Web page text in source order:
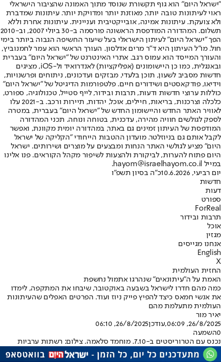
"ישראל היום" הוא גוף תקשורת שנוסד מתוך האמונה שהציבור הישראלי
ראוי לעיתונות טובה יותר, מאוזנת יותר ומדויקת יותר. עיתונות שמדברת
ולא צועקת. עיתונות אמינה, אובייקטיבית ועניינית. עיתונות אחרת וללא
תשלום. המהדורה המודפסת הראשונה פורסמה ב-30 ביולי 2007, וב-2010
הפך "ישראל היום" לעיתון הישראלי בעל שיעור החשיפה הגבוה ביותר בימי
חול. מו"ל העיתון היא ד"ר מרים אדלסון. העורך הראשי הוא עמר לחמנוביץ,
והעורך המייסד הוא עמוס רגב. אתרי האינטרנט של "ישראל היום" בעברית
ובאנגלית, כמו כן היישומונים (אפליקציות) לאנדרואיד ול-iOS, מציגים
חדשות מסביב לשעון, תוכן בלעדי, מבזקים ועדכונים, ניתוחים ופרשנויות,
וידיאו, פודקאסטים ושידורים חיים. פלטפורמות הדיגיטל של "ישראל היום"
כוללות ערוצי חדשות ודעות, תרבות ובידור, לייף סטייל, טכנולוגיה, ספורט,
כלכלה וצרכנות, בריאות, חיילים, אוכל, יהדות, תיירות ורכב. ב-2021 עלו
לאוויר האתר החדש והיישומון החדש של "ישראל היום" בעברית, במטרה
לספק לגולשים חוויה מהירה, עדכנית, בטוחה ונוחה. תכני המהדורה
המודפסת של העיתון זמינים גם באתר, במהדורה יומית מקוונת, ואפשר
לקבל אותם גם בניוזלטר. מועדון ההטבות הייחודי "הקליקה של ישראל
היום" מציע לגולשי האתר הנחות ומבצעים על מוצרים ושירותים. ישראל
היום פתוח להערות, לביקורת ולהצעות לשיפור מקהל הקוראים. פנו אלינו
במייל hayom@israelhayom.co.il.
יום רביעי, 10.6.2026
כ"ה בסיון תשפ"ו
חדשות
דעות
ספורט
ForReal
תרבות ובידור
אוכל
מגזין
אנחנו מגייסים
English
X
החזית העולמית
האמת על ה"עיתונאים" שנהרגו אתמול נחשפת
כמה מהם חדרו לישראל בשבעה באוקטובר, שיבחו את המתקפה, לימדו
את אנשי חמאס כיצד להפיץ פייק ניוז ועוד. הפרטים האפלים שהעיתונות
העולמית מתעלמת מהם
יאיר מור
26/8/2025, 06:09
,עודכן26/8/2025, 06:10
0השמעה
נכנס עם הטרוריסטים ב-7.10. מוחמד סלאמה. צילום: רשתות ערביות